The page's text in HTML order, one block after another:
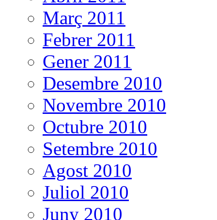
Març 2011
Febrer 2011
Gener 2011
Desembre 2010
Novembre 2010
Octubre 2010
Setembre 2010
Agost 2010
Juliol 2010
Juny 2010